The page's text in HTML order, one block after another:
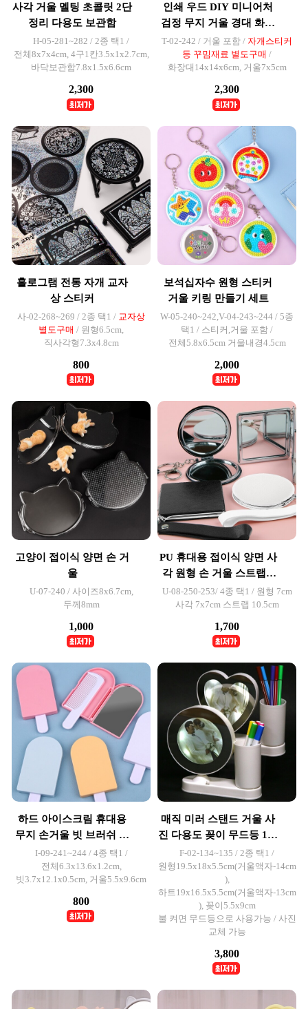
사각 거울 멜팅 초콜릿 2단
정리 다용도 보관함
H-05-281~282 / 2종 택1 /
전체8x7x4cm, 4구1칸3.5x1x2.7cm,
바닥보관함7.8x1.5x6.6cm
2,300
인쇄 우드 DIY 미니어처
검정 무지 거울 경대 화장
대
T-02-242 / 거울 포함 / 자개스티커
등 꾸밈재료 별도구매 /
화장대14x14x6cm, 거울7x5cm
2,300
홀로그램 전통 자개 교자
상 스티커
사-02-268~269 / 2종 택1 / 교자상
별도구매 / 원형6.5cm,
직사각형7.3x4.8cm
800
보석십자수 원형 스티커
거울 키링 만들기 세트
W-05-240~242,V-04-243~244 / 5종
택1 / 스티커,거울 포함 /
전체5.8x6.5cm 거울내경4.5cm
2,000
고양이 접이식 양면 손 거
울
U-07-240 / 사이즈8x6.7cm,
두께8mm
1,000
PU 휴대용 접이식 양면 사
각 원형 손 거울 스트랩 1
개입
U-08-250-253/ 4종 택1 / 원형 7cm
사각 7x7cm 스트랩 10.5cm
1,700
하드 아이스크림 휴대용
무지 손거울 빗 브러쉬 세
트 1개입
I-09-241~244 / 4종 택1 /
전체6.3x13.6x1.2cm,
빗3.7x12.1x0.5cm, 거울5.5x9.6cm
800
매직 미러 스탠드 거울 사
진 다용도 꽂이 무드등 1개
입
F-02-134~135 / 2종 택1 /
원형19.5x18x5.5cm(거울액자-14cm
),
하트19x16.5x5.5cm(거울액자-13cm
), 꽂이5.5x9cm
불 켜면 무드등으로 사용가능 / 사진
교체 가능
3,800